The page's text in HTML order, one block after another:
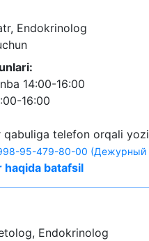
Endokrinolog
14:00-16:00
16:00
qabuliga telefon orqali
95-479-80-00 (Дежурный
haqida batafsil
Endokrinolog